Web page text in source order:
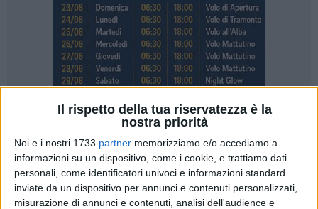
Il rispetto della tua riservatezza è la
nostra priorità
Noi e i nostri 1733 partner memorizziamo e/o accediamo a
informazioni su un dispositivo, come i cookie, e trattiamo dati
personali, come identificatori univoci e informazioni standard
inviate da un dispositivo per annunci e contenuti personalizzati,
misurazione di annunci e contenuti, analisi dell'audience e
E' stato rinviato il consiglio comunale per il cordoglio e il
rispetto dei consiglieri nei confronti del sindaco Adduce che
ha subito un lutto in famiglia.